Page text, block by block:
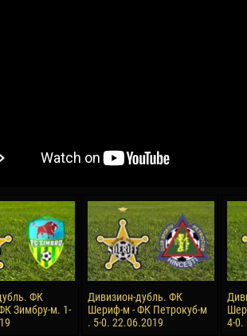
КЛАС
04 Мая
13 Мая
Ренат ЖОСАН
24 Мая
Николай ЧЕБОТАРЬ
15 Июня
Конан Жорес-Ульрих ЛУКУ
ФК
Зимбру-м. 1-
Дивизион-дубль. ФК
Шериф-м - ФК Петрокуб-м
. 5-0. 22.06.2019
4-0.